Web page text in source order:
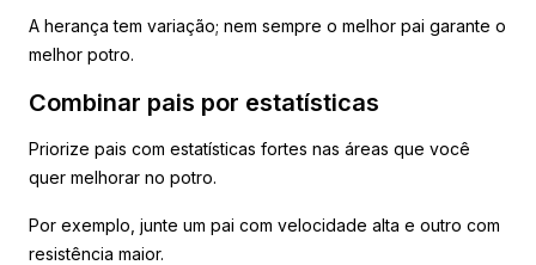
A herança tem variação; nem sempre o melhor pai garante o
melhor potro.
Combinar pais por estatísticas
Priorize pais com estatísticas fortes nas áreas que você
quer melhorar no potro.
Por exemplo, junte um pai com velocidade alta e outro com
resistência maior.